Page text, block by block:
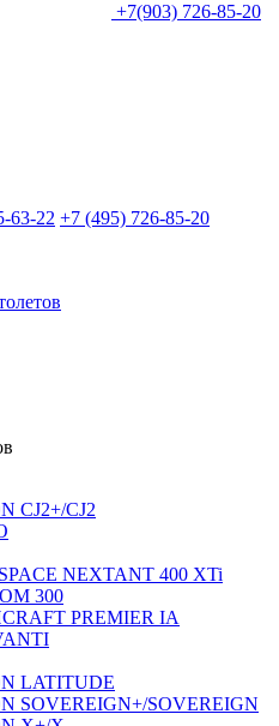
+7(903) 726-85-20
63-22 +7 (495) 726-85-20
СJ2+/CJ2
NEXTANT 400 XTi
300
PREMIER IA
LATITUDE
SOVEREIGN+/SOVEREIGN